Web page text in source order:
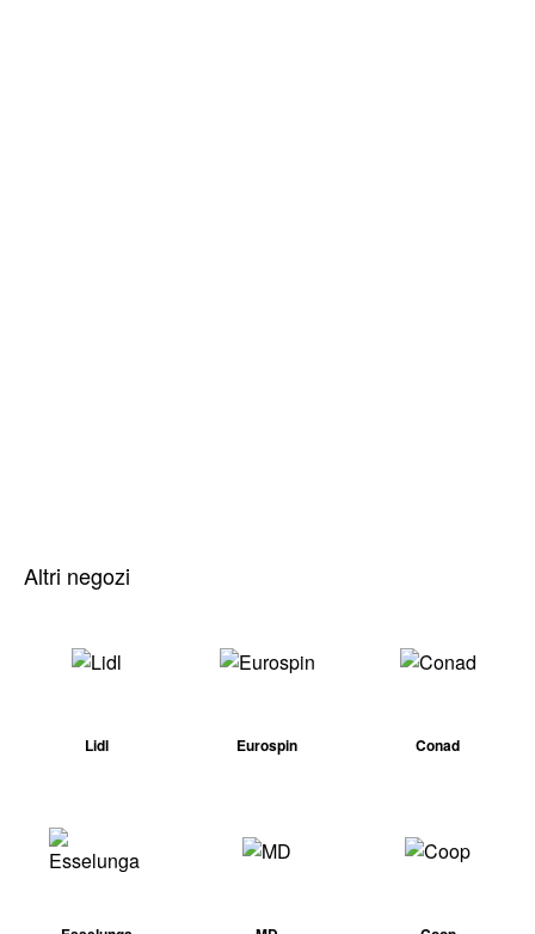
Altri negozi
Lidl Eurospin Conad